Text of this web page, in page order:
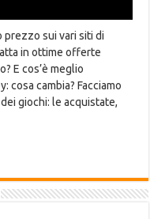
prezzo sui vari siti di
in ottime offerte
E cos’è meglio
cosa cambia? Facciamo
giochi: le acquistate,